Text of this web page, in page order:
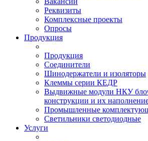
Реквизиты
Комплексные проекты
Опросы
Продукция
Продукция
Соединители
Шинодержатели и изоляторы
Клеммы серии КЕДР
Выдвижные модули НКУ
конструкции и их
Промышленные
Светильники светодиодные
Услуги